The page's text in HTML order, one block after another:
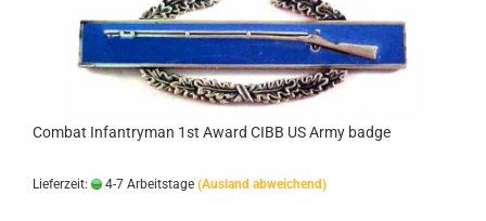
Combat Infantryman 1st Award CIBB US Army badge
Lieferzeit: 4-7 Arbeitstage (Ausland abweichend)